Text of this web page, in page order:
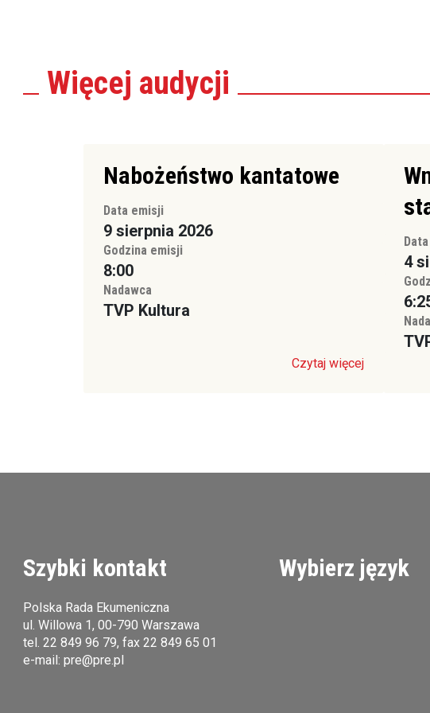
Więcej audycji
Nabożeństwo kantatowe
Data emisji
9 sierpnia 2026
Godzina emisji
8:00
Nadawca
TVP Kultura
Czytaj więcej
4
Szybki kontakt
Polska Rada Ekumeniczna
ul. Willowa 1, 00-790 Warszawa
tel.22 849 96 79, fax 22 849 65 01
e-mail:pre@pre.pl
Wybierz język